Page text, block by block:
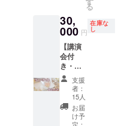
の性質
上、オ
ンライ
ンでの
開催は
せず、
延期と
させて
いただ
きま
す。
加希望
で、こ
ちらの
リター
ンも欲
しい方
は 別途
講演会
参加リ
ターン
をお求
含まれ
ており
ませ
ん。 ※
セミ
ナー参
加希望
で、こ
ちらの
リター
ンも欲
世から
「仕事
観」
「ふん
わり思
好」を
お伝え
し体感
して頂
きま
す。 交
る
30,
000 円
在庫な
し
【講演
会付
き・前
方確
定】限
定１５
名 予祝
スペ
シャル
支援
者：
15人
お届
け予